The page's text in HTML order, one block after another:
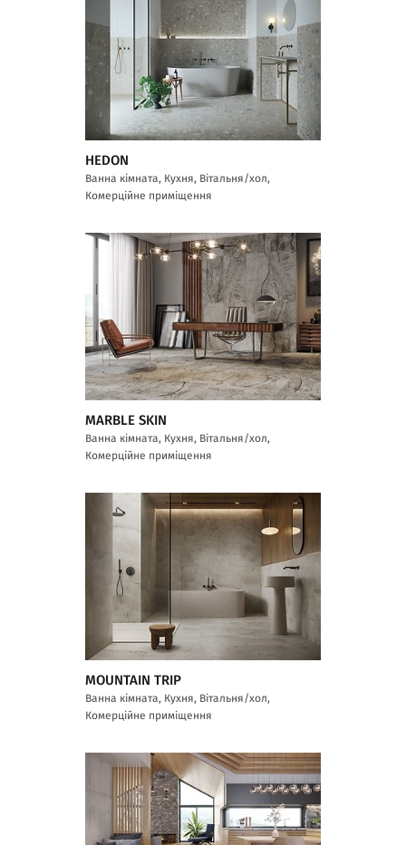
HEDON
Ванна кімната, Кухня, Вітальня/хол,
Комерційне приміщення
MARBLE SKIN
Ванна кімната, Кухня, Вітальня/хол,
Комерційне приміщення
MOUNTAIN TRIP
Ванна кімната, Кухня, Вітальня/хол,
Комерційне приміщення